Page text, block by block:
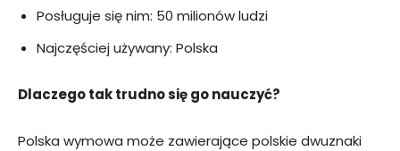
Posługuje się nim: 50 milionów ludzi
Najczęściej używany: Polska
Dlaczego tak trudno się go nauczyć?
Polska wymowa może zawierające polskie dwuznaki